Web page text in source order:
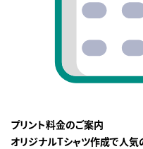
プリント料金のご案内
オリジナルTシャツ作成で人